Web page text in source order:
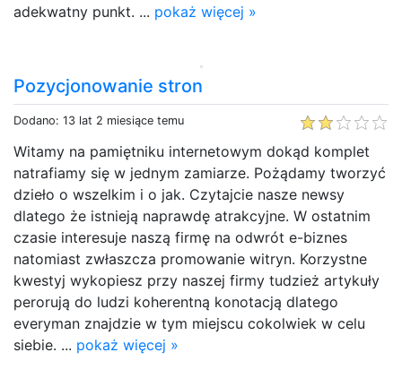
adekwatny punkt. ... pokaż więcej »
Pozycjonowanie stron
Dodano: 13 lat 2 miesiące temu
Witamy na pamiętniku internetowym dokąd komplet
natrafiamy się w jednym zamiarze. Pożądamy tworzyć
dzieło o wszelkim i o jak. Czytajcie nasze newsy
dlatego że istnieją naprawdę atrakcyjne. W ostatnim
czasie interesuje naszą firmę na odwrót e-biznes
natomiast zwłaszcza promowanie witryn. Korzystne
kwestyj wykopiesz przy naszej firmy tudzież artykuły
perorują do ludzi koherentną konotacją dlatego
everyman znajdzie w tym miejscu cokolwiek w celu
siebie. ... pokaż więcej »